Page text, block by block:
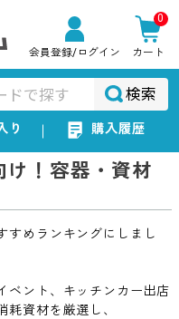
会員登録/ログイン
0
カート
検索
り 購入履歴
け！容器・資材
めランキングにしまし
ベント、キッチンカー出店
耗資材を厳選し、